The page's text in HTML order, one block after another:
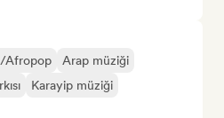
Afropop
Arap müziği
Karayip müziği